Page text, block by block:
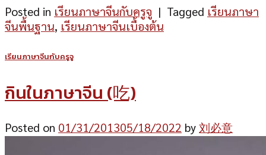
Posted in เรียนภาษาจีนกับครูจู | Tagged เรียนภาษา
จีนพื้นฐาน, เรียนภาษาจีนเบื้องต้น
เรียนภาษาจีนกับครูจู
กินในภาษาจีน (吃)
Posted on 01/31/201305/18/2022 by 刘必意